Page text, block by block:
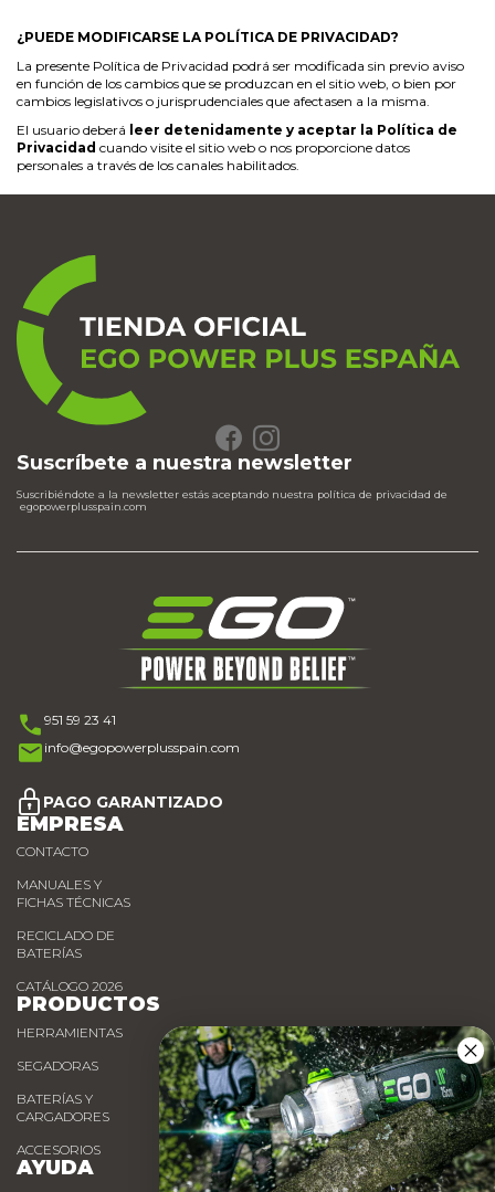
¿PUEDE MODIFICARSE LA POLÍTICA DE PRIVACIDAD?
La presente Política de Privacidad podrá ser modificada sin previo aviso
en función de los cambios que se produzcan en el sitio web, o bien por
cambios legislativos o jurisprudenciales que afectasen a la misma.
El usuario deberá leer detenidamente y aceptar la Política de
Privacidad cuando visite el sitio web o nos proporcione datos
personales a través de los canales habilitados.
Suscríbete a nuestra newsletter
Suscribiéndote a la newsletter estás aceptando nuestra política de privacidad de
egopowerplusspain.com
951 59 23 41
info@egopowerplusspain.com
PAGO GARANTIZADO
EMPRESA
CONTACTO
MANUALES Y
FICHAS TÉCNICAS
RECICLADO DE
BATERÍAS
CATÁLOGO 2026
PRODUCTOS
HERRAMIENTAS
SEGADORAS
BATERÍAS Y
CARGADORES
ACCESORIOS
AYUDA